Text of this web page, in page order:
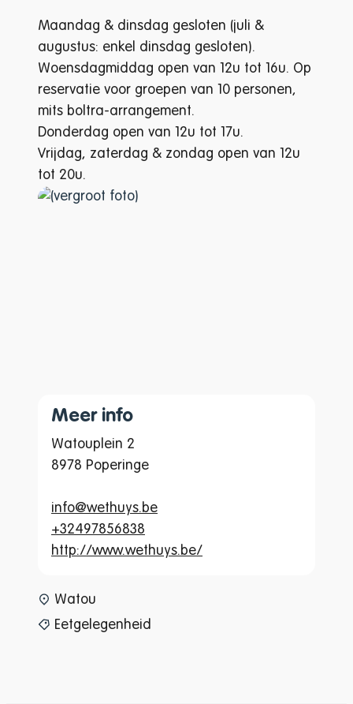
Maandag & dinsdag gesloten (juli &
augustus: enkel dinsdag gesloten).
Woensdagmiddag open van 12u tot 16u. Op
reservatie voor groepen van 10 personen,
mits boltra-arrangement.
Donderdag open van 12u tot 17u.
Vrijdag, zaterdag & zondag open van 12u
tot 20u.
Meer info
Watouplein 2
8978 Poperinge
info@wethuys.be
+32497856838
http://www.wethuys.be/
www-page-content-item-
Watou
Eetgelegenheid